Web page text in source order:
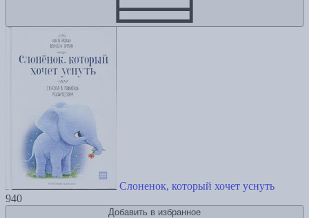
Слоненок, который хочет уснуть
940
Добавить в избранное